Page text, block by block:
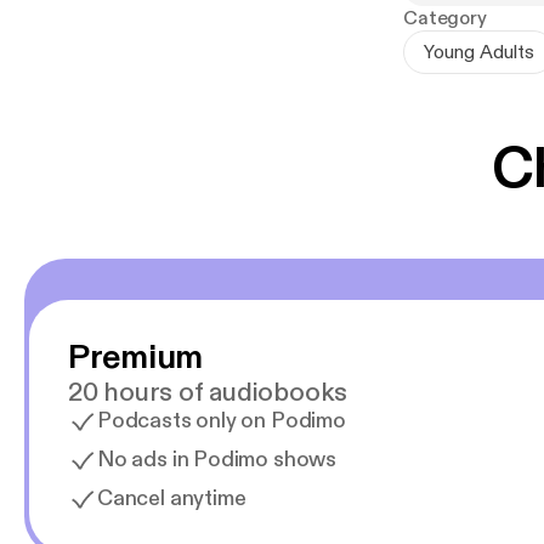
wilden
Bein. Sie ist
Sie ist die
Category
Young Adults
Premium
20 hours of audiobooks
Podcasts only on Podimo
No ads in Podimo shows
Cancel anytime